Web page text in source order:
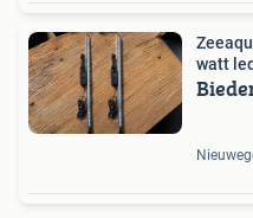
watt